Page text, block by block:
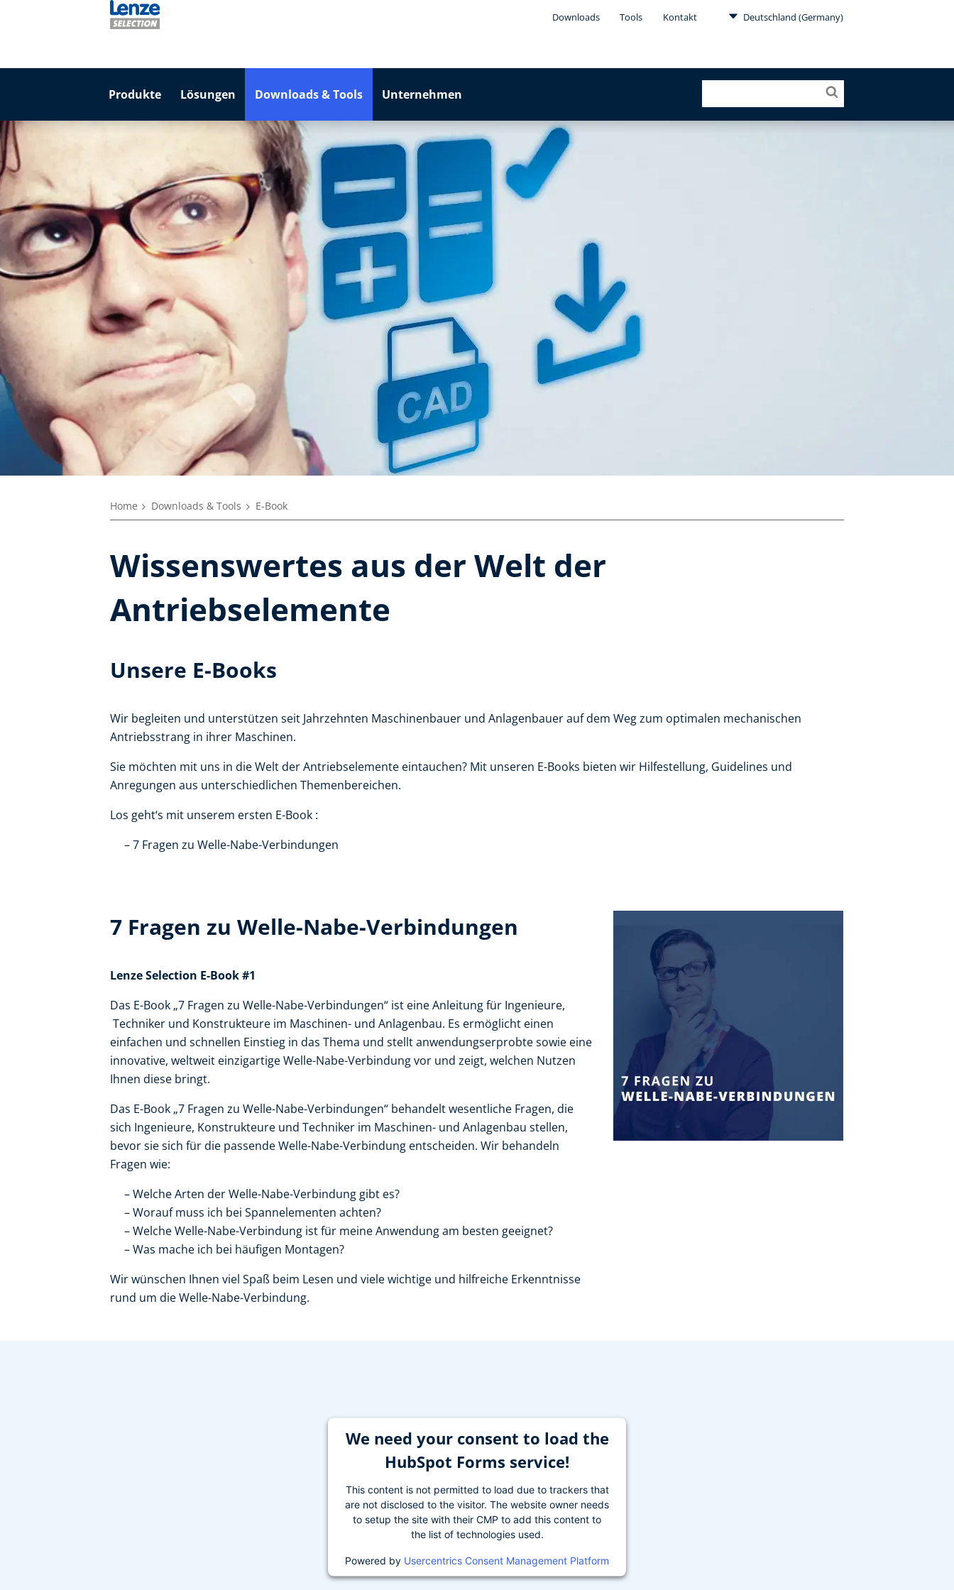
Downloads Tools Kontakt Deutschland (Germany)
Produkte Lösungen Downloads & Tools Unternehmen
Home Downloads & Tools E-Book
Wissenswertes aus der Welt der
Antriebselemente
Unsere E-Books
Wir begleiten und unterstützen seit Jahrzehnten Maschinenbauer und Anlagenbauer auf dem Weg zum optimalen mechanischen
Antriebsstrang in ihrer Maschinen.
Sie möchten mit uns in die Welt der Antriebselemente eintauchen? Mit unseren E-Books bieten wir Hilfestellung, Guidelines und
Anregungen aus unterschiedlichen Themenbereichen.
Los geht‘s mit unserem ersten E-Book :
7 Fragen zu Welle-Nabe-Verbindungen
7 Fragen zu Welle-Nabe-Verbindungen
Lenze Selection E-Book #1
Das E-Book „7 Fragen zu Welle-Nabe-Verbindungen“ ist eine Anleitung für Ingenieure,
Techniker und Konstrukteure im Maschinen- und Anlagenbau. Es ermöglicht einen
einfachen und schnellen Einstieg in das Thema und stellt anwendungserprobte sowie eine
innovative, weltweit einzigartige Welle-Nabe-Verbindung vor und zeigt, welchen Nutzen
Ihnen diese bringt.
Das E-Book „7 Fragen zu Welle-Nabe-Verbindungen“ behandelt wesentliche Fragen, die
sich Ingenieure, Konstrukteure und Techniker im Maschinen- und Anlagenbau stellen,
bevor sie sich für die passende Welle-Nabe-Verbindung entscheiden. Wir behandeln
Fragen wie:
Welche Arten der Welle-Nabe-Verbindung gibt es?
Worauf muss ich bei Spannelementen achten?
Welche Welle-Nabe-Verbindung ist für meine Anwendung am besten geeignet?
Was mache ich bei häufigen Montagen?
Wir wünschen Ihnen viel Spaß beim Lesen und viele wichtige und hilfreiche Erkenntnisse
rund um die Welle-Nabe-Verbindung.
We need your consent to load the
HubSpot Forms service!
This content is not permitted to load due to trackers that
are not disclosed to the visitor. The website owner needs
to setup the site with their CMP to add this content to
the list of technologies used.
Powered by Usercentrics Consent Management Platform